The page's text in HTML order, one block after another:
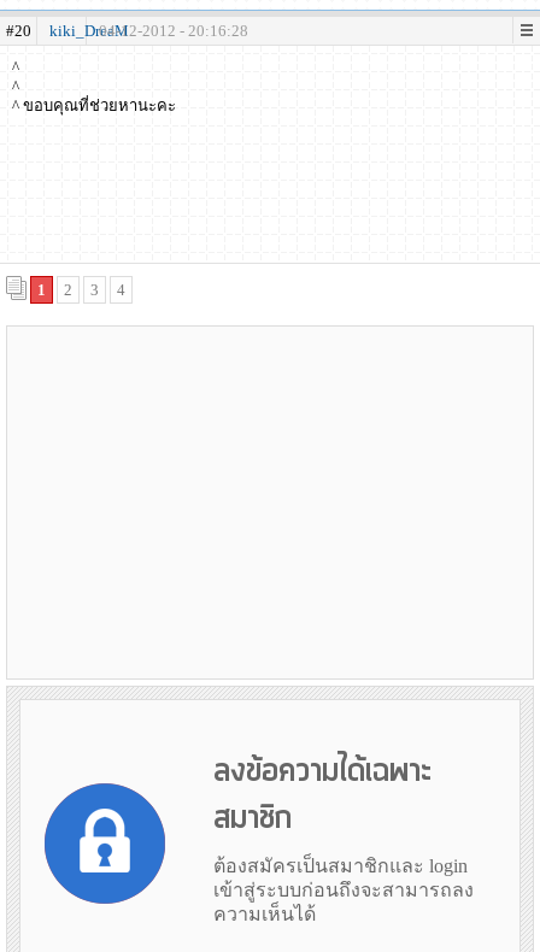
#20 kiki_DreaM04-12-2012 - 20:16:28
^
^
^ ขอบคุณที่ช่วยหานะคะ
1 2 3 4
ลงข้อความได้เฉพาะ
สมาชิก
ต้องสมัครเป็นสมาชิกและ login
เข้าสู่ระบบก่อนถึงจะสามารถลง
ความเห็นได้